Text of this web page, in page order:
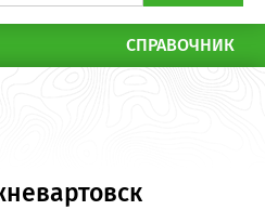
СПРАВОЧНИК